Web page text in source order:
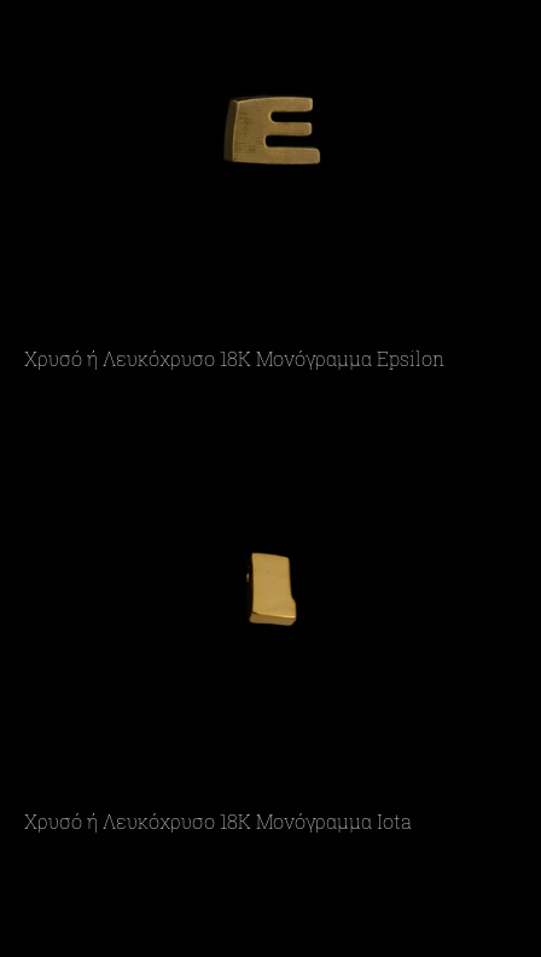
Χρυσό ή Λευκόχρυσο 18Κ Μονόγραμμα Epsilon
Χρυσό ή Λευκόχρυσο 18Κ Μονόγραμμα Iota